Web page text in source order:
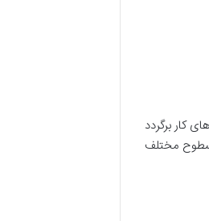
کار برگردد
سطوح مختلف